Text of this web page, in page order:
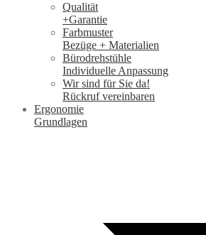
Qualität
+Garantie
Farbmuster
Bezüge + Materialien
Bürodrehstühle
Individuelle Anpassung
Wir sind für Sie da!
Rückruf vereinbaren
Ergonomie
Grundlagen